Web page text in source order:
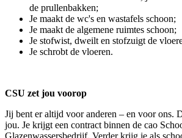
de prullenbakken;
Je maakt de wc's en wastafels schoon;
Je maakt de algemene ruimtes schoon;
Je stofwist, dweilt en stofzuigt de
Je schrobt de vloeren.
CSU zet jou voorop
Jij bent er altijd voor anderen – en voor ons.
jou. Je krijgt een contract binnen de cao
Glazenwassersbedrijf. Verder krijg je als